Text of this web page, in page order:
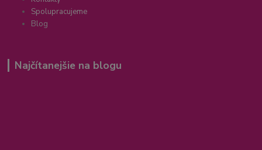
Spolupracujeme
Blog
Najčítanejšie na blogu